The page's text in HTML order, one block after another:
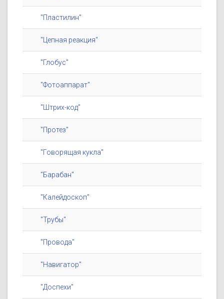
"Пластилин"
"Цепная реакция"
"Глобус"
"Фотоаппарат"
"Штрих-код"
"Протез"
"Говорящая кукла"
"Барабан"
"Калейдоскоп"
"Трубы"
"Провода"
"Навигатор"
"Доспехи"